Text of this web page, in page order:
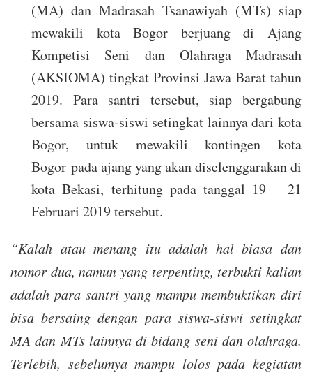
(MA) dan Madrasah Tsanawiyah (MTs) siap
mewakili kota Bogor berjuang di Ajang
Kompetisi Seni dan Olahraga Madrasah
(AKSIOMA) tingkat Provinsi Jawa Barat tahun
2019. Para santri tersebut, siap bergabung
bersama siswa-siswi setingkat lainnya dari kota
Bogor, untuk mewakili kontingen kota
Bogor pada ajang yang akan diselenggarakan di
kota Bekasi, terhitung pada tanggal 19 – 21
Februari 2019 tersebut.
“Kalah atau menang itu adalah hal biasa dan
nomor dua, namun yang terpenting, terbukti kalian
adalah para santri yang mampu membuktikan diri
bisa bersaing dengan para siswa-siswi setingkat
MA dan MTs lainnya di bidang seni dan olahraga.
Terlebih, sebelumya mampu lolos pada kegiatan